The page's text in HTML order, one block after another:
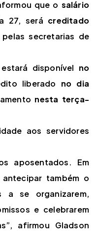
que o salário
27, será creditado
secretarias de
disponível no
liberado no dia
nesta terça-
aos servidores
aposentados. Em
também o
a se organizarem,
e celebrarem
afirmou Gladson